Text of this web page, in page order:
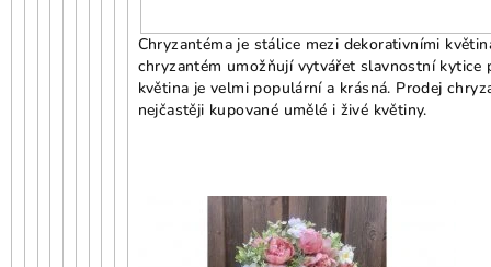
Chryzantéma je stálice mezi dekorativními
chryzantém umožňují vytvářet slavnostní
květina je velmi populární a krásná. Prodej
nejčastěji kupované umělé i živé květiny.